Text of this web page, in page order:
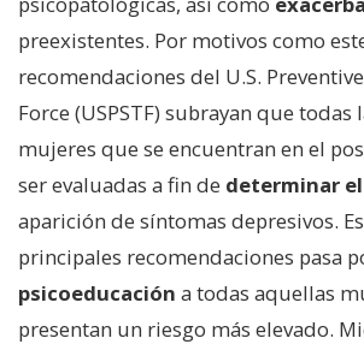
preexistentes. Por motivos como
recomendaciones del U.S.
Force (USPSTF) subrayan que todas
mujeres que se encuentran en el
ser evaluadas a fin de determinar
aparición de síntomas depresivos.
principales recomendaciones pasa
psicoeducación a todas aquellas
presentan un riesgo más elevado.